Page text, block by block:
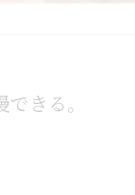
きる。